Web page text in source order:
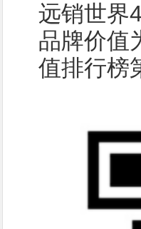
远销世界
品牌价值
值排行榜